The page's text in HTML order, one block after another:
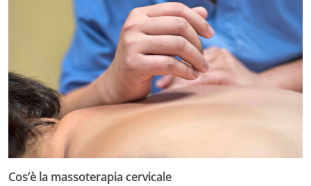
Cos’è la massoterapia cervicale